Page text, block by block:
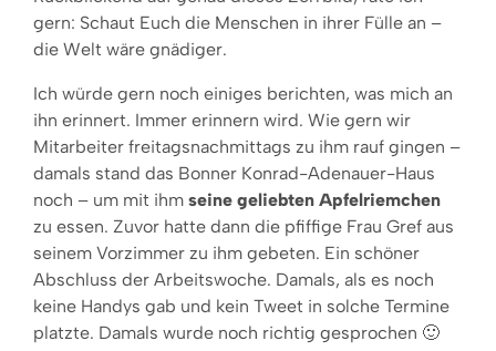
gern: Schaut Euch die Menschen in ihrer Fülle an –
die Welt wäre gnädiger.
Ich würde gern noch einiges berichten, was mich an
ihn erinnert. Immer erinnern wird. Wie gern wir
Mitarbeiter freitagsnachmittags zu ihm rauf gingen –
damals stand das Bonner Konrad-Adenauer-Haus
noch – um mit ihm seine geliebten Apfelriemchen
zu essen. Zuvor hatte dann die pfiffige Frau Gref aus
seinem Vorzimmer zu ihm gebeten. Ein schöner
Abschluss der Arbeitswoche. Damals, als es noch
keine Handys gab und kein Tweet in solche Termine
platzte. Damals wurde noch richtig gesprochen 🙂